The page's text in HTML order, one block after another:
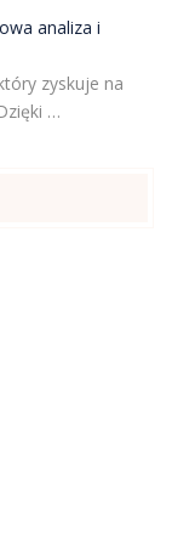
analiza i
zyskuje na
…